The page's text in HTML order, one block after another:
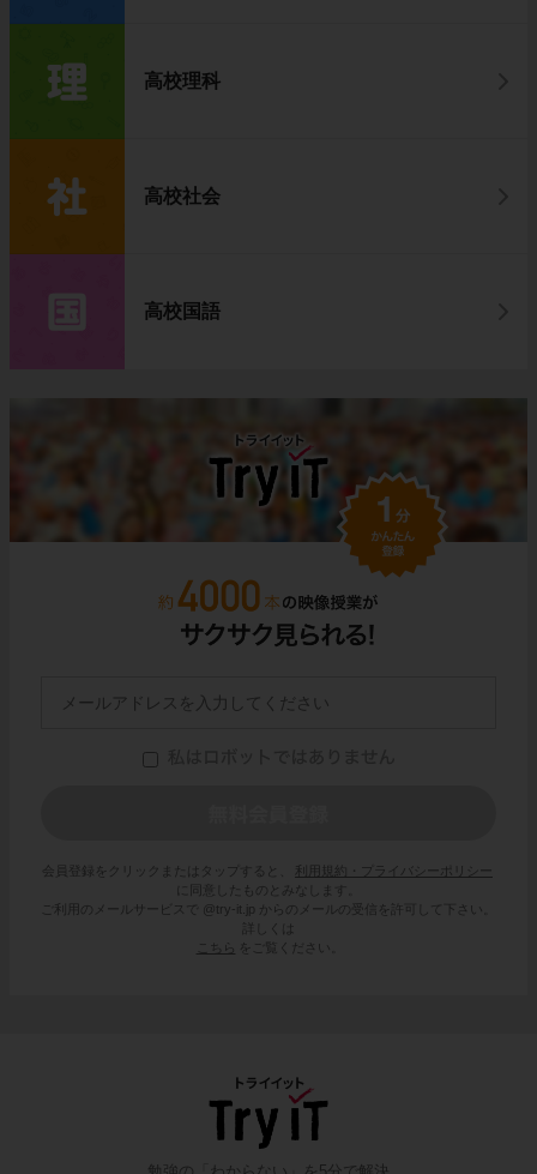
高校理科
高校社会
高校国語
会員登録をクリックまたはタップすると、
利用規約・プライバシーポリシー
に同意したものとみなします。
ご利用のメールサービスで @try-it.jp からのメールの受信を許可して下さい。
詳しくは
こちら
をご覧ください。